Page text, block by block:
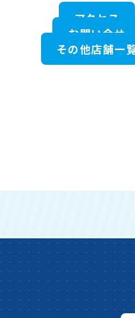
アクセス
お問い合せ
その他店舗一